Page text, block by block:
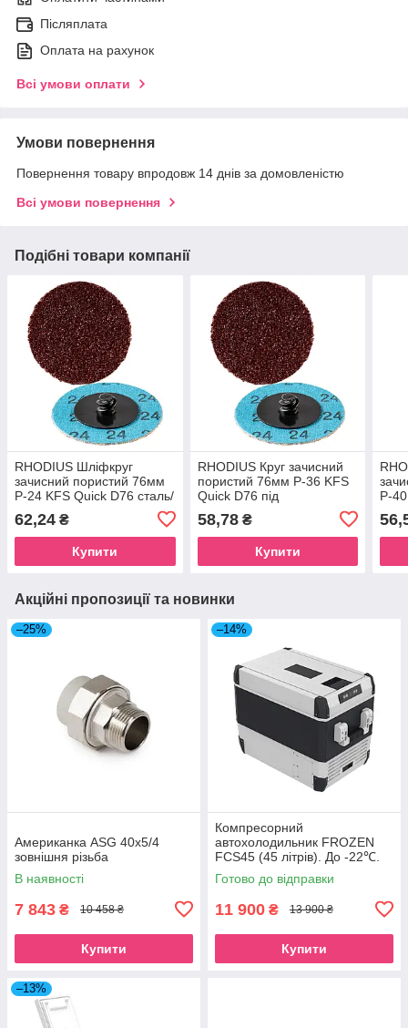
Післяплата
Оплата на рахунок
Всі умови оплати
Умови повернення
Повернення товару впродовж 14 днів за домовленістю
Всі умови повернення
Подібні товари компанії
RHODIUS Шліфкруг
зачисний пористий 76мм
Р-24 KFS Quick D76 сталь/
62,24 ₴
Купити
RHODIUS Круг зачисний
пористий 76мм Р-36 KFS
Quick D76 під
сталь/кольорові метали
58,78₴
Купити
P-
Акційні пропозиції та новинки
–25%
Американка ASG 40x5/4
зовнішня різьба
В наявності
7 843 ₴ 10 458 ₴
Купити
–14%
Компресорний
автохолодильник FROZEN
FCS45 (45 літрів). До -22℃.
Живлення 12, 24, 220 вольт
Готово до відправки
11 900 ₴ 13 900 ₴
Купити
–13%